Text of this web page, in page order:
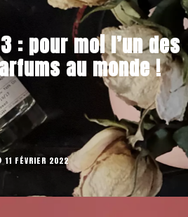
: pour moi l’un des
au monde !
11 FÉVRIER 2022